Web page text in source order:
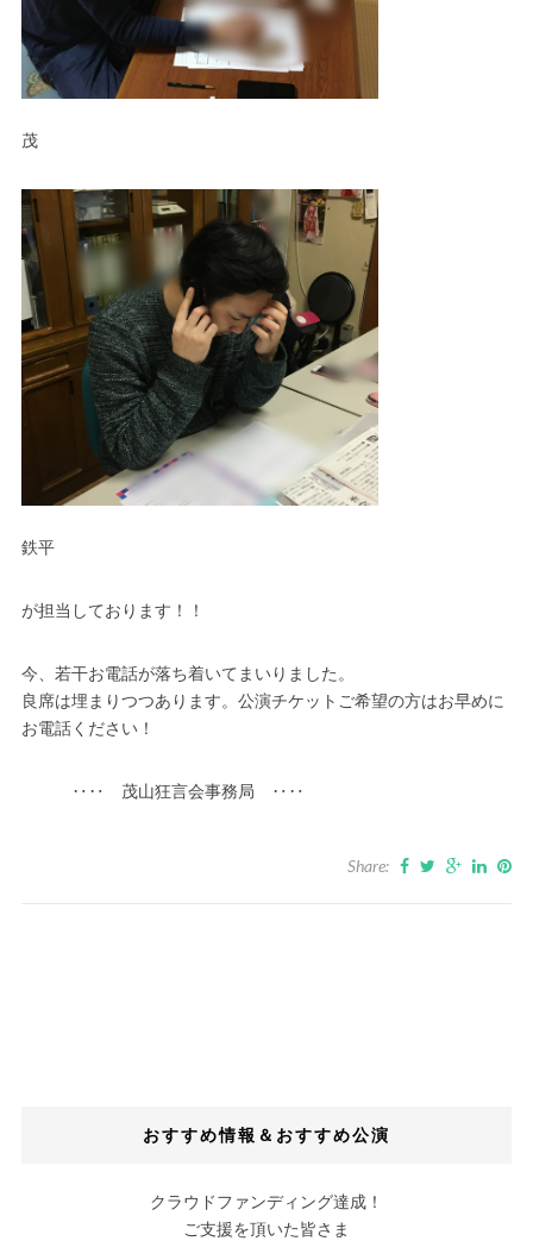
茂
鉄平
が担当しております！！
今、若干お電話が落ち着いてまいりました。
良席は埋まりつつあります。公演チケットご希望の方はお早めに
お電話ください！
‥‥ 茂山狂言会事務局 ‥‥
Share:
おすすめ情報＆おすすめ公演
クラウドファンディング達成！
ご支援を頂いた皆さま